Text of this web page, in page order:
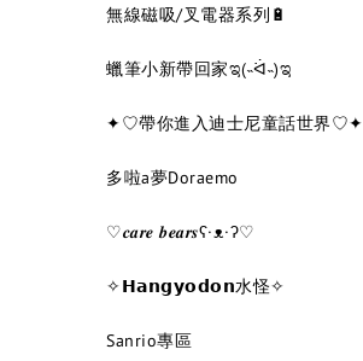
無線磁吸/叉電器系列🔋
蠟筆小新帶回家ಇ(˵ᐛ˵)ಇ
✦♡帶你進入迪士尼童話世界♡✦
多啦a夢Doraemo
♡𝒄𝒂𝒓𝒆 𝒃𝒆𝒂𝒓𝒔ʕ·ᴥ·ʔ♡
✧𝗛𝗮𝗻𝗴𝘆𝗼𝗱𝗼𝗻水怪✧
Sanrio專區